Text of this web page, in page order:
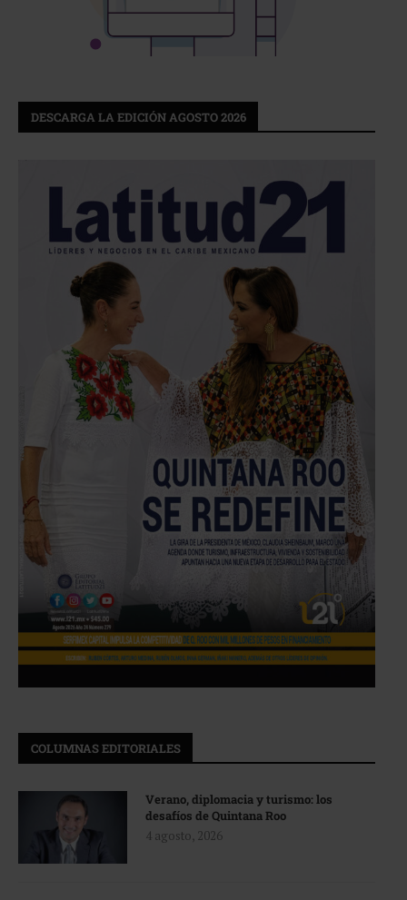
DESCARGA LA EDICIÓN AGOSTO 2026
COLUMNAS EDITORIALES
Verano, diplomacia y turismo: los
desafíos de Quintana Roo
4 agosto, 2026